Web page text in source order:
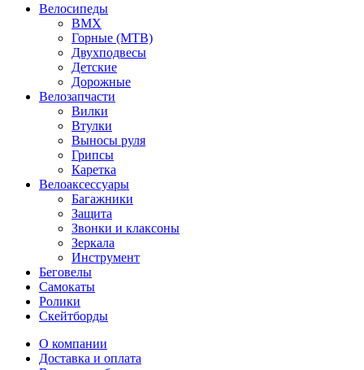
Велосипеды
BMX
Горные (MTB)
Двухподвесы
Детские
Дорожные
Велозапчасти
Вилки
Втулки
Выносы руля
Грипсы
Каретка
Велоаксессуары
Багажники
Защита
Звонки и клаксоны
Зеркала
Инструмент
Беговелы
Самокаты
Ролики
Скейтборды
О компании
Доставка и оплата